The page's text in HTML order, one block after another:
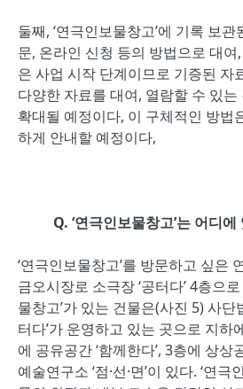
둘째, ‘연극인보물창고’에 기록 보
문, 온라인 신청 등의 방법으로 대여
은 사업 시작 단계이므로 기증된 자
다양한 자료를 대여, 열람할 수 있
확대될 예정이다, 이 구체적인 방법
하게 안내할 예정이다,
Q. ‘연극인보물창고’는 어디에
‘연극인보물창고’를 방문하고 싶은
금오시장로 소극장 ‘공터다’ 4층으
물창고’가 있는 건물은(사진 5) 사단
터다’가 운영하고 있는 곳으로 지하
에 공유공간 ‘함께한다’, 3층에 상상
예술연구소 ‘점·선·면’이 있다. ‘연극